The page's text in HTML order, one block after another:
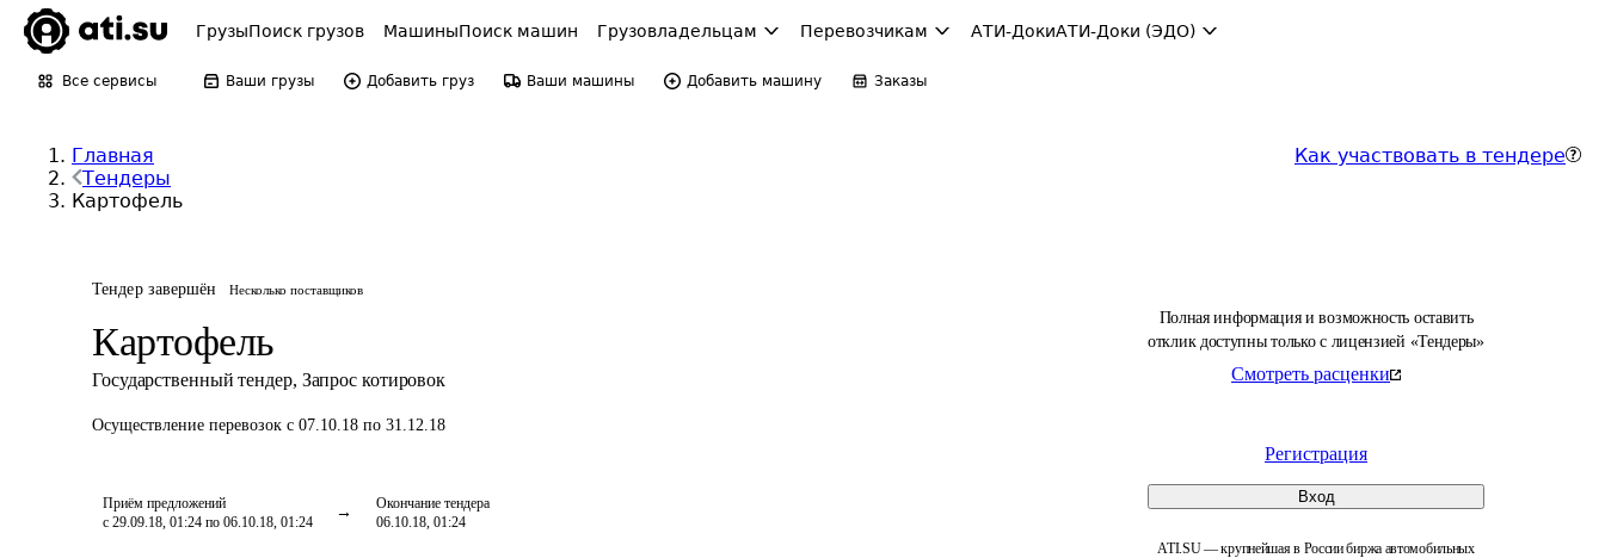
ГрузыПоиск грузов МашиныПоиск машин Грузовладельцам Перевозчикам АТИ-ДокиАТИ-Доки (ЭДО)
Все сервисы Ваши грузы Добавить груз Ваши машины Добавить машину Заказы
Главная
Тендеры
Картофель
Как участвовать в тендере
Тендер завершён Несколько поставщиков
Картофель
Государственный тендер, Запрос котировок
Осуществление перевозок с 07.10.18 по 31.12.18
Приём предложений
с 29.09.18, 01:24 по 06.10.18, 01:24
Окончание тендера
06.10.18, 01:24
Полная информация и возможность оставить
отклик доступны только с лицензией «Тендеры»
Смотреть расценки
Регистрация
Вход
ATI.SU — крупнейшая в России биржа автомобильных